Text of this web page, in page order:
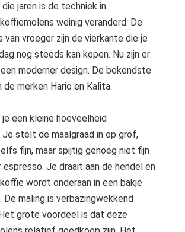
die jaren is de techniek in
weinig veranderd. De
van vroeger zijn de vierkante die je
nog steeds kan kopen. Nu zijn er
moderner design. De bekendste
de merken Hario en Kalita.
je een kleine hoeveelheid
Je stelt de maalgraad in op grof,
fijn, maar spijtig genoeg niet fijn
espresso. Je draait aan de hendel en
wordt onderaan in een bakje
De maling is verbazingwekkend
grote voordeel is dat deze